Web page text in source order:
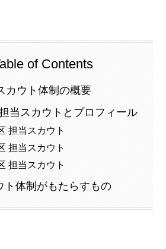
of Contents
カウト体制の概要
当スカウトとプロフィール
担当スカウト
担当スカウト
担当スカウト
ト体制がもたらすもの